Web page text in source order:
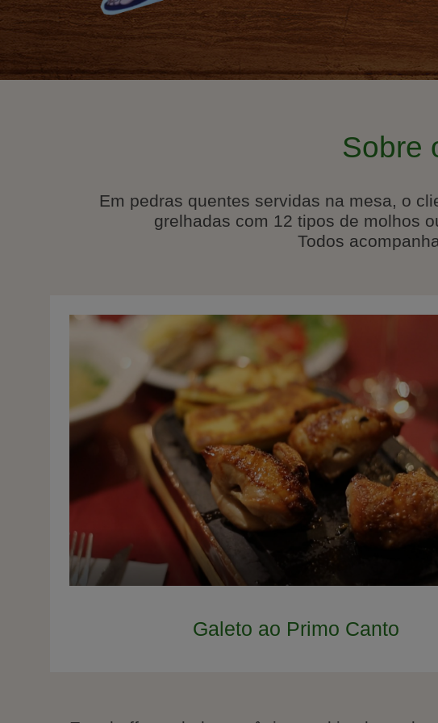
Sobre
Em pedras quentes servidas na mesa, o
grelhadas com 12 tipos de molhos
Todos
Galeto ao Primo Canto